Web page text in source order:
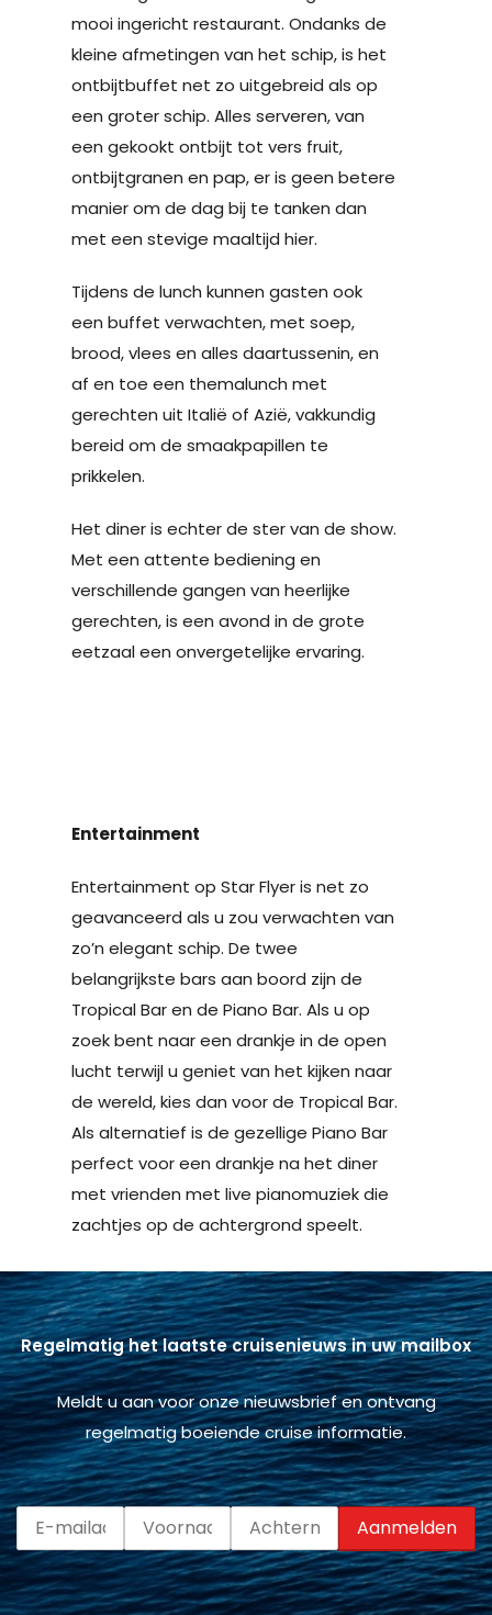
mooi ingericht restaurant. Ondanks de
kleine afmetingen van het schip, is het
ontbijtbuffet net zo uitgebreid als op
een groter schip. Alles serveren, van
een gekookt ontbijt tot vers fruit,
ontbijtgranen en pap, er is geen betere
manier om de dag bij te tanken dan
met een stevige maaltijd hier.
Tijdens de lunch kunnen gasten ook
een buffet verwachten, met soep,
brood, vlees en alles daartussenin, en
af en toe een themalunch met
gerechten uit Italië of Azië, vakkundig
bereid om de smaakpapillen te
prikkelen.
Het diner is echter de ster van de show.
Met een attente bediening en
verschillende gangen van heerlijke
gerechten, is een avond in de grote
eetzaal een onvergetelijke ervaring.
Entertainment
Entertainment op Star Flyer is net zo
geavanceerd als u zou verwachten van
zo’n elegant schip. De twee
belangrijkste bars aan boord zijn de
Tropical Bar en de Piano Bar. Als u op
zoek bent naar een drankje in de open
lucht terwijl u geniet van het kijken naar
de wereld, kies dan voor de Tropical Bar.
Als alternatief is de gezellige Piano Bar
perfect voor een drankje na het diner
met vrienden met live pianomuziek die
zachtjes op de achtergrond speelt.
Regelmatig het laatste cruisenieuws in uw mailbox
Meldt u aan voor onze nieuwsbrief en ontvang
regelmatig boeiende cruise informatie.